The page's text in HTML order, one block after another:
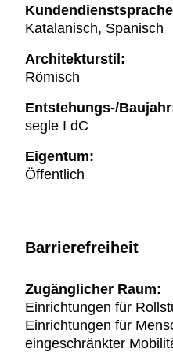
Katalanisch, Spanisch
Architekturstil:
Römisch
Entstehungs-/
segle I dC
Eigentum:
Öffentlich
Barrierefreiheit
Zugänglicher Raum:
Einrichtungen für
Einrichtungen für
eingeschränkter